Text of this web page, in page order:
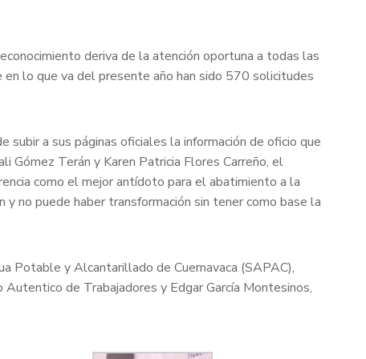
deriva de la atención oportuna a todas las
lo que va del presente año han sido 570 solicitudes
a sus páginas oficiales la información de oficio que
Gómez Terán y Karen Patricia Flores Carreño, el
como el mejor antídoto para el abatimiento a la
y no puede haber transformación sin tener como base la
Potable y Alcantarillado de Cuernavaca (SAPAC),
de Trabajadores y Edgar García Montesinos,